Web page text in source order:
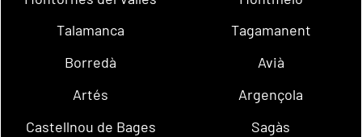
Talamanca
Tagamanent
Borredà
Avià
Artés
Argençola
Castellnou de Bages
Sagàs